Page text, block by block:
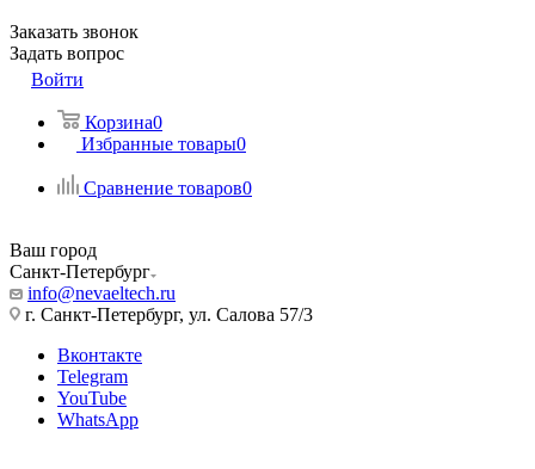
Заказать звонок
Задать вопрос
Войти
Корзина0
Избранные товары0
Сравнение товаров0
Ваш город
Санкт-Петербург
info@nevaeltech.ru
г. Санкт-Петербург, ул. Салова 57/3
Вконтакте
Telegram
YouTube
WhatsApp